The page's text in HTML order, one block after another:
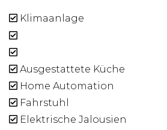
Klimaanlage
Ausgestattete Küche
Home Automation
Fahrstuhl
Elektrische Jalousien